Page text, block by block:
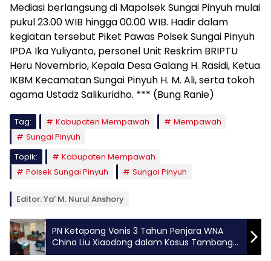
Mediasi berlangsung di Mapolsek Sungai Pinyuh mulai
pukul 23.00 WIB hingga 00.00 WIB. Hadir dalam
kegiatan tersebut Piket Pawas Polsek Sungai Pinyuh
IPDA Ika Yuliyanto, personel Unit Reskrim BRIPTU
Heru Novembrio, Kepala Desa Galang H. Rasidi, Ketua
IKBM Kecamatan Sungai Pinyuh H. M. Ali, serta tokoh
agama Ustadz Salikuridho. *** (Bung Ranie)
Tag: Kabupaten Mempawah
Mempawah
Sungai Pinyuh
Topik:
Kabupaten Mempawah
Polsek Sungai Pinyuh
Sungai Pinyuh
Editor: Ya' M. Nurul Anshory
PN Ketapang Vonis 3 Tahun Penjara WNA
China Liu Xiaodong dalam Kasus Tambang
Emas Ilegal